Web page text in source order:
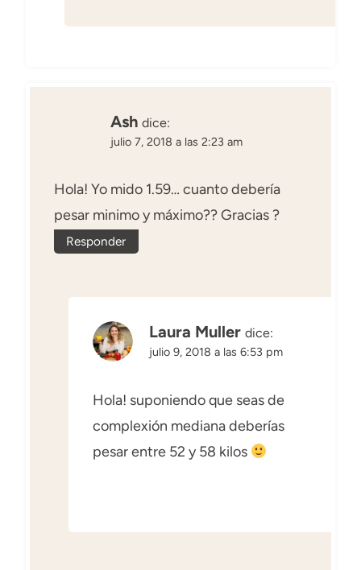
Ash dice:
julio 7, 2018 a las 2:23 am
Hola! Yo mido 1.59… cuanto debería
pesar minimo y máximo?? Gracias ?
Responder
Laura Muller dice:
julio 9, 2018 a las 6:53 pm
Hola! suponiendo que seas de
complexión mediana deberías
pesar entre 52 y 58 kilos